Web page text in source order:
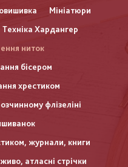
Мініатюри
Техніка Хардангер
ниток
бісером
хрестиком
флізеліні
журнали, книги
атласні стрічки